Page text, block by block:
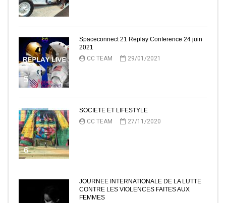
4
5
Spaceconnect 21 Replay Conference 24 juin
2021
CC TEAM
29/01/2021
6
SOCIETE ET LIFESTYLE
CC TEAM
27/11/2020
JOURNEE INTERNATIONALE DE LA LUTTE
CONTRE LES VIOLENCES FAITES AUX
FEMMES